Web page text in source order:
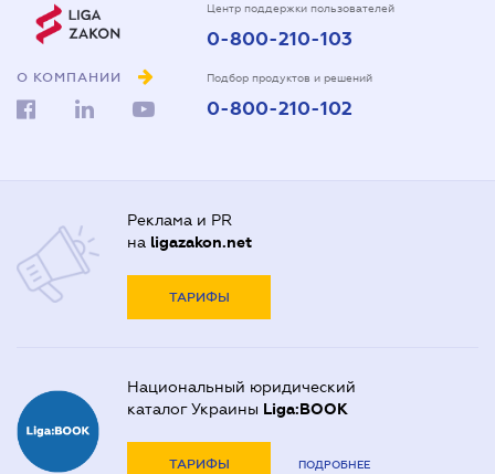
О КОМПАНИИ
Центр поддержки пользователей
0-800-210-103
Подбор продуктов и решений
0-800-210-102
Реклама и PR
на ligazakon.net
ТАРИФЫ
Национальный юридический
каталог Украины Liga:BOOK
ТАРИФЫ ПОДРОБНЕЕ